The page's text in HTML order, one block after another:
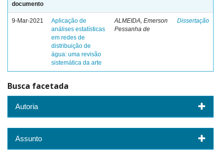
documento
9-Mar-2021
Aplicação de
análises estatísticas
em redes de
distribuição de
água: uma revisão
sistemática da arte
ALMEIDA, Emerson
Pessanha de
Dissertação
Busca facetada
Autoria
Assunto